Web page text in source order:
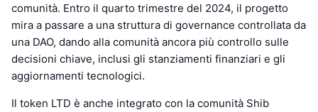
comunità. Entro il quarto trimestre del 2024, il progetto
mira a passare a una struttura di governance controllata da
una DAO, dando alla comunità ancora più controllo sulle
decisioni chiave, inclusi gli stanziamenti finanziari e gli
aggiornamenti tecnologici.
Il token LTD è anche integrato con la comunità Shib